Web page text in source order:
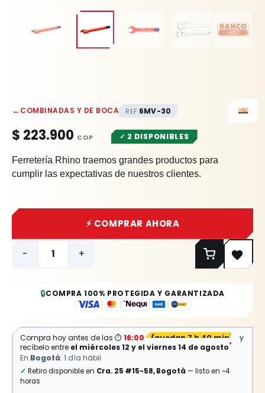
←COMBINADAS Y DE BOCA REF.6MV-30
$ 223.900 ✓ 2 DISPONIBLES
Ferretería Rhino traemos grandes productos para
cumplir las expectativas de nuestros clientes.
- +
⚡ COMPRAR AHORA
🔒COMPRA 100% PROTEGIDA Y GARANTIZADA
Compra hoy antes de las ⏱ 16:00 (quedan 7 h 40 min)
y
recíbelo entre el miércoles 12 y el viernes 14 de agosto*
En Bogotá: 1 día hábil
✓ Retiro disponible en Cra. 25 #15-58, Bogotá — listo en ~4
horas